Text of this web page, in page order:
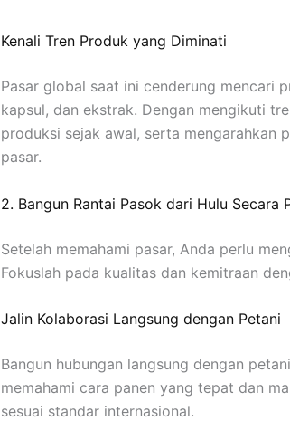
Kenali Tren Produk yang Diminati
Pasar global saat ini cenderung mencari
kapsul, dan ekstrak. Dengan mengikuti
produksi sejak awal, serta mengarahkan
pasar.
2. Bangun Rantai Pasok dari Hulu Secara
Setelah memahami pasar, Anda perlu
Fokuslah pada kualitas dan kemitraan
Jalin Kolaborasi Langsung dengan Petani
Bangun hubungan langsung dengan
memahami cara panen yang tepat dan
sesuai standar internasional.